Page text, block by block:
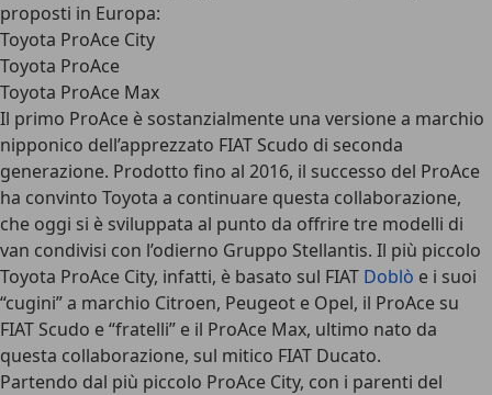
proposti in Europa:
Toyota ProAce City
Toyota ProAce
Toyota ProAce Max
Il primo ProAce è sostanzialmente una versione a marchio
nipponico dell’apprezzato FIAT Scudo di seconda
generazione. Prodotto fino al 2016, il successo del ProAce
ha convinto Toyota a continuare questa collaborazione,
che oggi si è sviluppata al punto da offrire tre modelli di
van condivisi con l’odierno Gruppo Stellantis. Il più piccolo
Toyota ProAce City, infatti, è basato sul FIAT Doblò e i suoi
“cugini” a marchio Citroen, Peugeot e Opel, il ProAce su
FIAT Scudo e “fratelli” e il ProAce Max, ultimo nato da
questa collaborazione, sul mitico FIAT Ducato.
Partendo dal più piccolo ProAce City, con i parenti del